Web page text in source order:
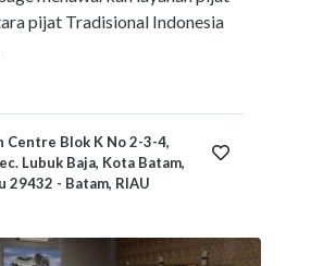
pijat Tradisional Indonesia
Centre Blok K No 2-3-4,
Lubuk Baja, Kota Batam,
29432 - Batam, RIAU